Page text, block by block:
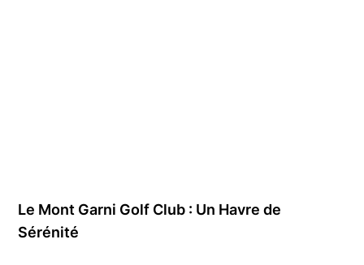
Le Mont Garni Golf Club : Un Havre de
Sérénité